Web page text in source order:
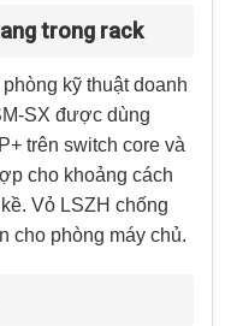
trong rack
kỹ thuật doanh
SX được dùng
trên switch core và
cho khoảng cách
Vỏ LSZH chống
cho phòng máy chủ.